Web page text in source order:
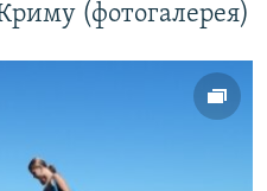
(фотогалерея)